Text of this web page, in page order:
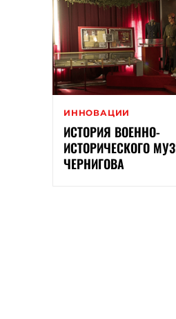
ИННОВАЦИИ
ИСТОРИЯ ВОЕННО-
ИСТОРИЧЕСКОГО
ЧЕРНИГОВА